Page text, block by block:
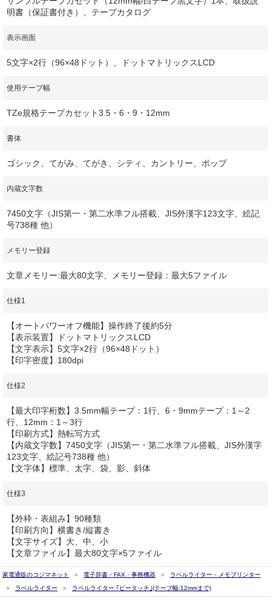
明書（保証書付き）、テープカタログ
表示画面
5文字×2行（96×48ドット）、ドットマトリックスLCD
使用テープ幅
TZe規格テープカセット3.5・6・9・12mm
書体
ゴシック、てがみ、てがき、シティ、カントリー、ポップ
内蔵文字数
7450文字（JIS第一・第二水準フル搭載、JIS外漢字123文字、絵記
号738種 他）
メモリー登録
文章メモリー:最大80文字、メモリー登録：最大5ファイル
仕様1
【オートパワーオフ機能】操作終了後約5分
【表示装置】ドットマトリックスLCD
【文字表示】5文字×2行（96×48ドット）
【印字密度】180dpi
仕様2
【最大印字桁数】3.5mm幅テープ：1行、6・9mmテープ：1～2
行、12mm：1～3行
【印刷方式】熱転写方式
【内蔵文字数】7450文字（JIS第一・第二水準フル搭載、JIS外漢字
123文字、絵記号738種 他）
【文字体】標準、太字、袋、影、斜体
仕様3
【外枠・表組み】90種類
【印刷方向】横書き/縦書き
【文字サイズ】大、中、小
【文章ファイル】最大80文字×5ファイル
家電通販のコジマネット 電子辞書・FAX・事務機器
ラベルライター・メモプリンター
ラベルライター
ラベルライター ｢ピータッチ｣(テープ幅:12mmまで)